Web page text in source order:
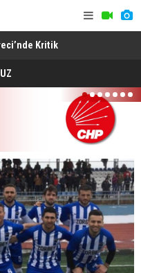
Kritik
1 2 3 4 5 6 7